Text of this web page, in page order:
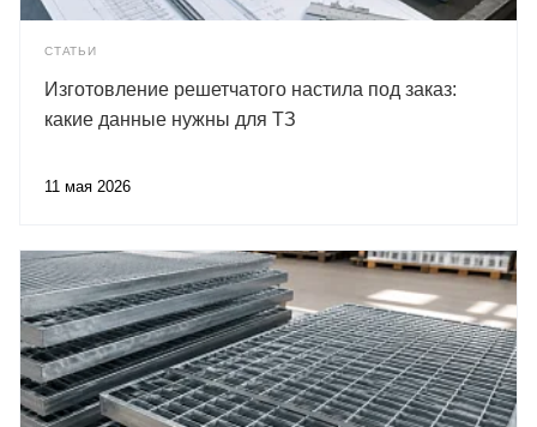
СТАТЬИ
Изготовление решетчатого настила под заказ:
какие данные нужны для ТЗ
11 мая 2026